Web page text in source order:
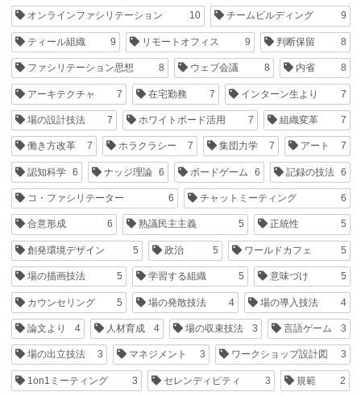
オンラインファシリテーション 10 チームビルディング 9
ティール組織 9 リモートオフィス 9 判断保留 8
ファシリテーション思想 8 ウェブ会議 8 内省 8
アーキテクチャ 7 在宅勤務 7 インターン生より 7
場の設計技法 7 ホワイトボード活用 7 組織変革 7
働き方改革 7 ホラクラシー 7 集団力学 7 アート 7
認知科学 6 ナッジ理論 6 ボードゲーム 6 記録の技法 6
コ・ファシリテーター 6 チャットミーティング 6
合意形成 6 熟議民主主義 5 正統性 5
創発環境デザイン 5 政治 5 ワールドカフェ 5
場の描画技法 5 学習する組織 5 意味づけ 5
カウンセリング 5 場の発散技法 4 場の導入技法 4
論文より 4 人材育成 4 場の収束技法 3 言語ゲーム 3
場の出立技法 3 マネジメント 3 ワークショップ設計図 3
1on1ミーティング 3 セレンディピティ 3 規範 2